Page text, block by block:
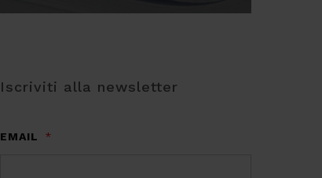
Iscriviti alla newsletter
EMAIL *